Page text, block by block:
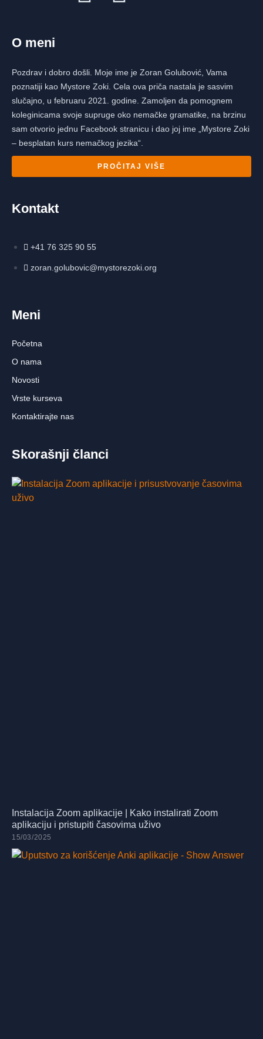
O meni
Pozdrav i dobro došli. Moje ime je Zoran Golubović, Vama
poznatiji kao Mystore Zoki. Cela ova priča nastala je sasvim
slučajno, u februaru 2021. godine. Zamoljen da pomognem
koleginicama svoje supruge oko nemačke gramatike, na brzinu
sam otvorio jednu Facebook stranicu i dao joj ime „Mystore Zoki
– besplatan kurs nemačkog jezika“.
PROČITAJ VIŠE
Kontakt
+41 76 325 90 55
zoran.golubovic@mystorezoki.org
Meni
Početna
O nama
Novosti
Vrste kurseva
Kontaktirajte nas
Skorašnji članci
Instalacija Zoom aplikacije | Kako instalirati Zoom
aplikaciju i pristupiti časovima uživo
15/03/2025